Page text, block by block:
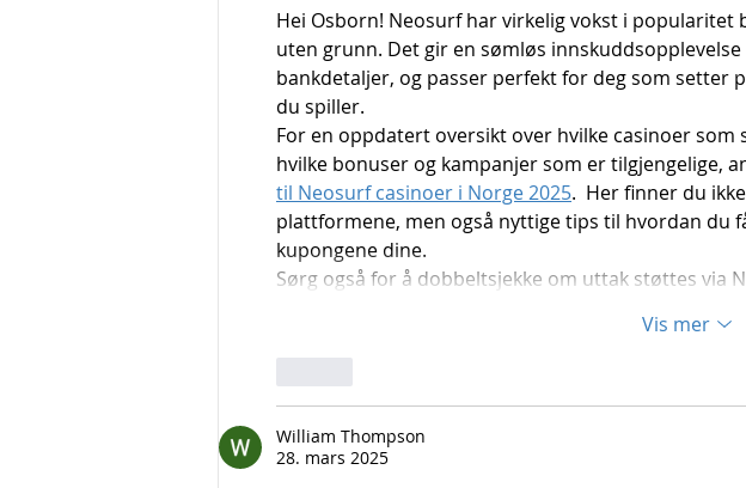
Hei Osborn! Neosurf har virkelig vokst i popularitet
uten grunn. Det gir en sømløs
bankdetaljer, og passer perfekt for deg som setter
du spiller.
For en oppdatert oversikt over hvilke casinoer
hvilke bonuser og kampanjer som er tilgjengelige,
til Neosurf casinoer i Norge 2025.  Her finner du
plattformene, men også nyttige tips til hvordan du
kupongene dine.
Sørg også for å dobbeltsjekke om uttak støttes via
Vis mer
William Thompson
28. mars 2025